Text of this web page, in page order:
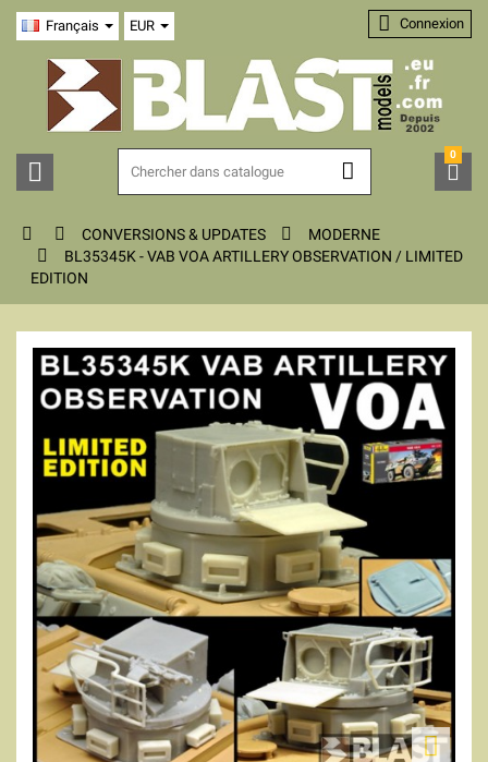
Français EUR
 
 Connexion

0
  CONVERSIONS & UPDATES  MODERNE

BL35345K - VAB VOA ARTILLERY OBSERVATION / LIMITED
EDITION
